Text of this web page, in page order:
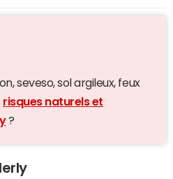
seveso, sol argileux, feux
risques naturels et
?